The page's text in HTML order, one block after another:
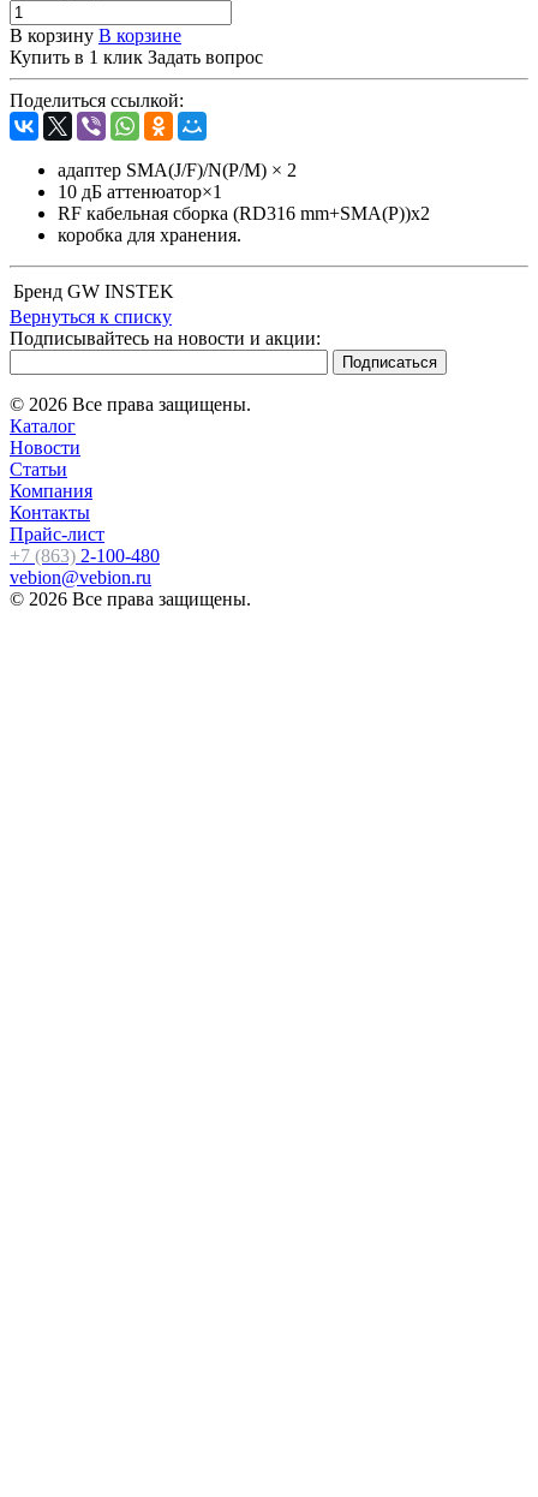
В корзину В корзине
Купить в 1 клик Задать вопрос
Поделиться ссылкой:
адаптер SMA(J/F)/N(P/M) × 2
10 дБ аттенюатор×1
RF кабельная сборка (RD316 mm+SMA(P))x2
коробка для хранения.
Бренд GW INSTEK
Вернуться к списку
Подписывайтесь на новости и акции:
© 2026 Все права защищены.
Каталог
Новости
Статьи
Компания
Контакты
Прайс-лист
+7 (863) 2-100-480
vebion@vebion.ru
© 2026 Все права защищены.